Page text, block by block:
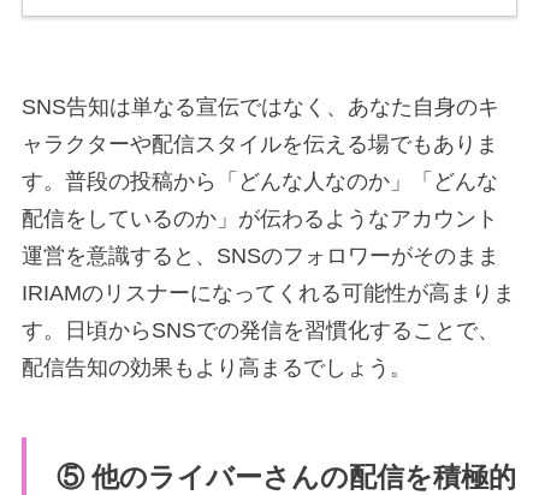
SNS告知は単なる宣伝ではなく、あなた自身のキ
ャラクターや配信スタイルを伝える場でもありま
す。普段の投稿から「どんな人なのか」「どんな
配信をしているのか」が伝わるようなアカウント
運営を意識すると、SNSのフォロワーがそのまま
IRIAMのリスナーになってくれる可能性が高まりま
す。日頃からSNSでの発信を習慣化することで、
配信告知の効果もより高まるでしょう。
⑤ 他のライバーさんの配信を積極的